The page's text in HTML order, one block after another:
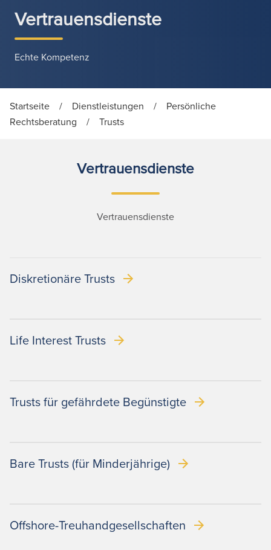
Vertrauensdienste
Echte Kompetenz
Startseite / Dienstleistungen /
Persönliche
Rechtsberatung
/ Trusts
Vertrauensdienste
Vertrauensdienste
Diskretionäre Trusts
Life Interest Trusts
Trusts für gefährdete Begünstigte
Bare Trusts (für Minderjährige)
Offshore-Treuhandgesellschaften